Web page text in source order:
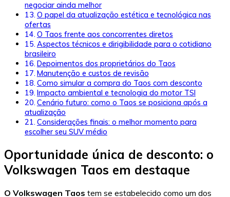
negociar ainda melhor
O papel da atualização estética e tecnológica nas
ofertas
O Taos frente aos concorrentes diretos
Aspectos técnicos e dirigibilidade para o cotidiano
brasileiro
Depoimentos dos proprietários do Taos
Manutenção e custos de revisão
Como simular a compra do Taos com desconto
Impacto ambiental e tecnologia do motor TSI
Cenário futuro: como o Taos se posiciona após a
atualização
Considerações finais: o melhor momento para
escolher seu SUV médio
Oportunidade única de desconto: o
Volkswagen Taos em destaque
O Volkswagen Taos tem se estabelecido como um dos